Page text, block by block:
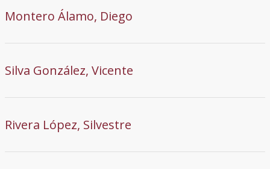
Montero Álamo, Diego
Silva González, Vicente
Rivera López, Silvestre